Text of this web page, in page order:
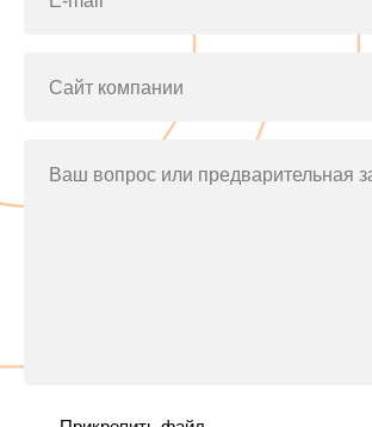
Сайт компании
Ваш вопрос или предварительная